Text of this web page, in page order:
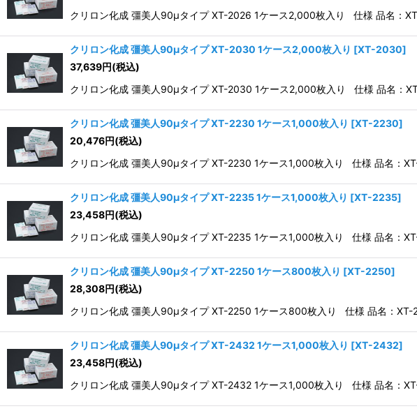
クリロン化成 彊美人90μタイプ XT-2026 1ケース2,000枚入り 仕様 品名：
クリロン化成 彊美人90μタイプ XT-2030 1ケース2,000枚入り [XT-2030]
37,639円(税込)
クリロン化成 彊美人90μタイプ XT-2030 1ケース2,000枚入り 仕様 品名：
クリロン化成 彊美人90μタイプ XT-2230 1ケース1,000枚入り [XT-2230]
20,476円(税込)
クリロン化成 彊美人90μタイプ XT-2230 1ケース1,000枚入り 仕様 品名：
クリロン化成 彊美人90μタイプ XT-2235 1ケース1,000枚入り [XT-2235]
23,458円(税込)
クリロン化成 彊美人90μタイプ XT-2235 1ケース1,000枚入り 仕様 品名：
クリロン化成 彊美人90μタイプ XT-2250 1ケース800枚入り [XT-2250]
28,308円(税込)
クリロン化成 彊美人90μタイプ XT-2250 1ケース800枚入り 仕様 品名：
クリロン化成 彊美人90μタイプ XT-2432 1ケース1,000枚入り [XT-2432]
23,458円(税込)
クリロン化成 彊美人90μタイプ XT-2432 1ケース1,000枚入り 仕様 品名：